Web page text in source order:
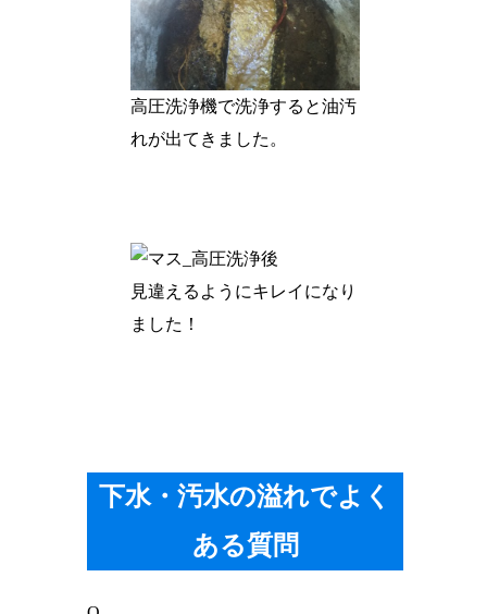
高圧洗浄機で洗浄すると油汚
れが出てきました。
見違えるようにキレイになり
ました！
下水・汚水の溢れでよく
ある質問